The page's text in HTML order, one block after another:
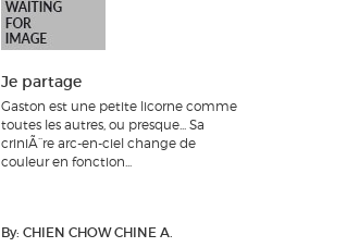
Je partage
Gaston est une petite licorne comme
toutes les autres, ou presque... Sa
criniÃ¨re arc-en-ciel change de
couleur en fonction...
By: CHIEN CHOW CHINE A.